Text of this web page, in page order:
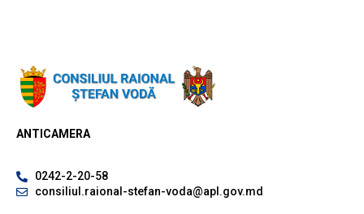
ANTICAMERA
0242-2-20-58
consiliul.raional-stefan-voda@apl.gov.md